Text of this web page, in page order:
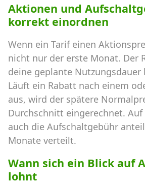
Aktionen und
korrekt einordnen
Wenn ein Tarif einen
nicht nur der erste Monat. Der
deine geplante Nutzungsdauer
Läuft ein Rabatt nach einem
aus, wird der spätere
Durchschnitt eingerechnet.
auch die Aufschaltgebühr
Monate verteilt.
Wann sich ein Blick auf
lohnt